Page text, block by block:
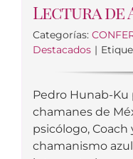
Lectura de
Categorías:
Destacados |
Pedro Hunab-Ku
chamanes de
psicólogo, Coach
chamanismo